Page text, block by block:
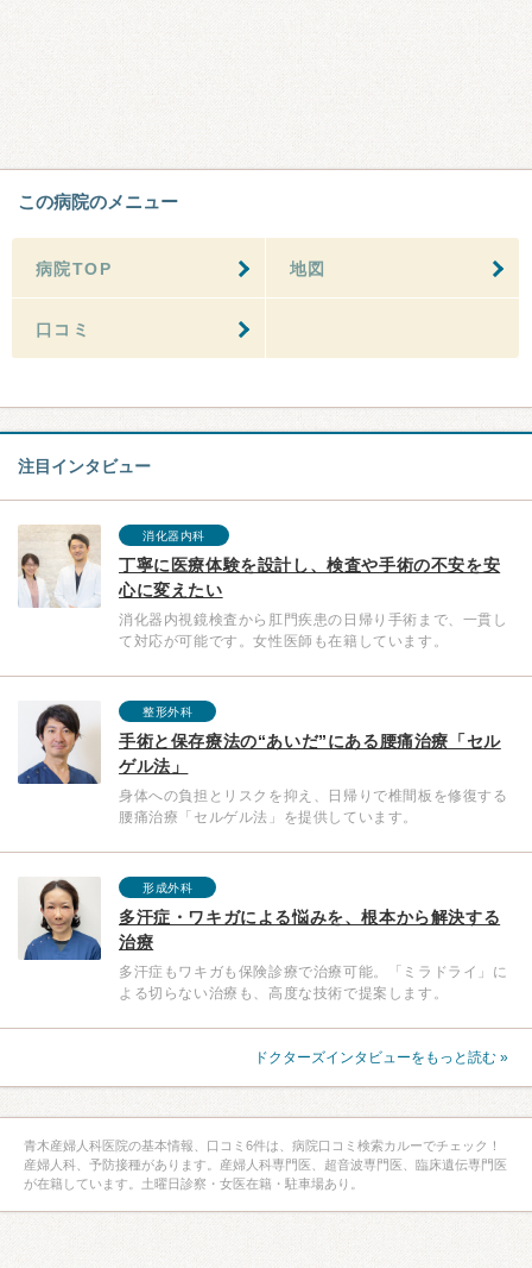
この病院のメニュー
病院TOP 地図
口コミ
注目インタビュー
消化器内科
丁寧に医療体験を設計し、検査や手術の不安を安
心に変えたい
消化器内視鏡検査から肛門疾患の日帰り手術まで、一貫し
て対応が可能です。女性医師も在籍しています。
整形外科
手術と保存療法の“あいだ”にある腰痛治療「セル
ゲル法」
身体への負担とリスクを抑え、日帰りで椎間板を修復する
腰痛治療「セルゲル法」を提供しています。
形成外科
多汗症・ワキガによる悩みを、根本から解決する
治療
多汗症もワキガも保険診療で治療可能。「ミラドライ」に
よる切らない治療も、高度な技術で提案します。
ドクターズインタビューをもっと読む »
青木産婦人科医院の基本情報、口コミ6件は、病院口コミ検索カルーでチェック！
産婦人科、予防接種があります。産婦人科専門医、超音波専門医、臨床遺伝専門医
が在籍しています。土曜日診察・女医在籍・駐車場あり。